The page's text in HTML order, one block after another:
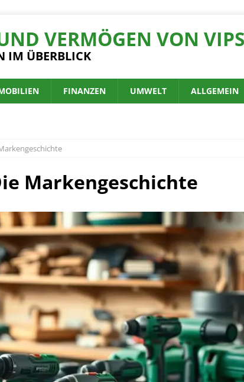
VERMÖGEN VON
IM ÜBERBLICK
FINANZEN UMWELT ALLGEMEIN
Markengeschichte